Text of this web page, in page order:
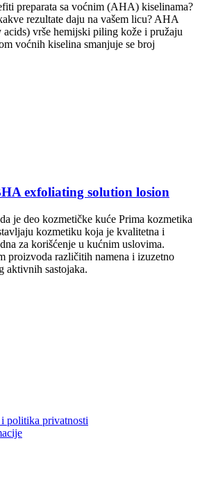
preparata sa voćnim (AHA) kiselinama?
rezultate daju na vašem licu? AHA
vrše hemijski piling kože i pružaju
voćnih kiselina smanjuje se broj
exfoliating solution losion
je deo kozmetičke kuće Prima kozmetika
kozmetiku koja je kvalitetna i
za korišćenje u kućnim uslovima.
proizvoda različitih namena i izuzetno
aktivnih sastojaka.
politika privatnosti